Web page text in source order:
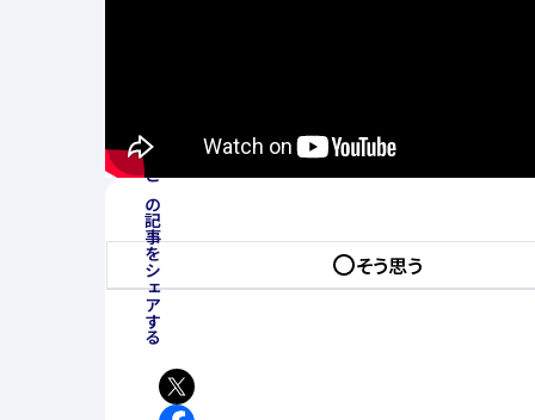
この記事をシェアする そう思う